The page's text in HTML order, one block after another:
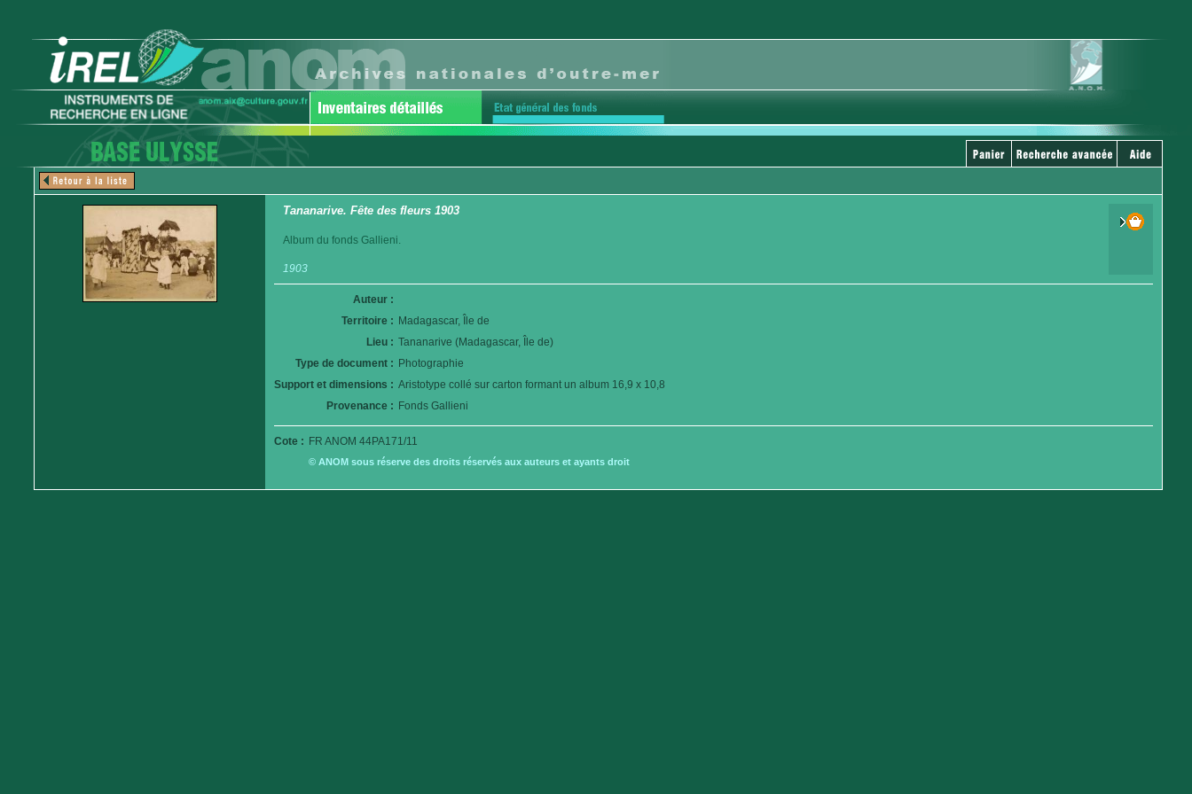
Tananarive. Fête des fleurs 1903
Album du fonds Gallieni.
1903
Auteur :
Territoire : Madagascar, Île de
Lieu : Tananarive (Madagascar, Île de)
Type de document : Photographie
Support et dimensions : Aristotype collé sur carton formant un album 16,9 x 10,8
Provenance : Fonds Gallieni
Cote : FR ANOM 44PA171/11
© ANOM sous réserve des droits réservés aux auteurs et ayants droit